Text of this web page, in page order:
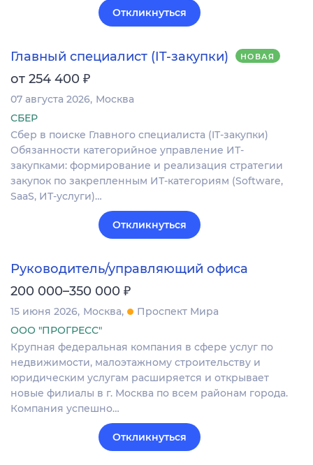
Откликнуться
Главный специалист (IT-закупки) НОВАЯ
от 254 400 ₽
07 августа 2026 Москва
СБЕР
Сбер в поиске Главного специалиста (IT-закупки)
Обязанности категорийное управление ИТ-
закупками: формирование и реализация стратегии
закупок по закрепленным ИТ-категориям (Software,
SaaS, ИТ-услуги)…
Откликнуться
Руководитель/управляющий офиса
200 000–350 000 ₽
15 июня 2026 Москва
Проспект Мира
ООО "ПРОГРЕСС"
Крупная федеральная компания в сфере услуг по
недвижимости, малоэтажному строительству и
юридическим услугам расширяется и открывает
новые филиалы в г. Москва по всем районам города.
Компания успешно…
Откликнуться